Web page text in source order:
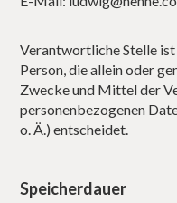
Verantwortliche Stelle
Person, die allein oder
Zwecke und Mittel der
personenbezogenen
o. Ä.) entscheidet.
Speicherdauer